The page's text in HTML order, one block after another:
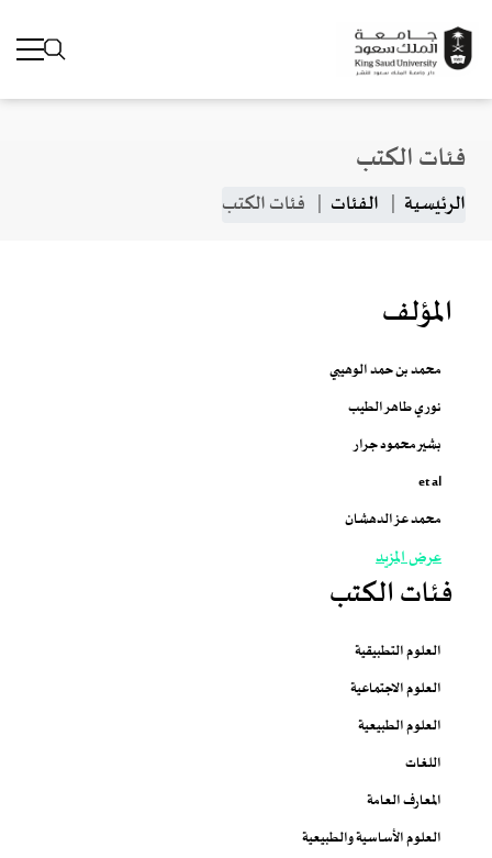
تجاوز إلى المحتوى الرئيسي
فئات الكتب
مسار التنقل
الرئيسية الفئات فئات الكتب
المؤلف
محمد بن حمد الوهيبي
نوري طاهر الطيب
بشير محمود جرار
et al
محمد عز الدهشان
عرض المزيد
فئات الكتب
العلوم التطبيقية
العلوم الاجتماعية
العلوم الطبيعية
اللغات
المعارف العامة
العلوم الأساسية والطبيعية